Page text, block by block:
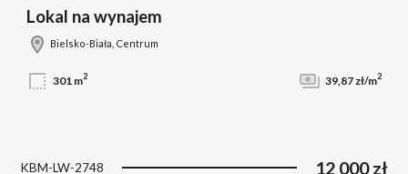
Lokal na wynajem
Bielsko-Biała, Centrum
301 m2 39,87 zł/m2
KBM-LW-2748 12 000 zł